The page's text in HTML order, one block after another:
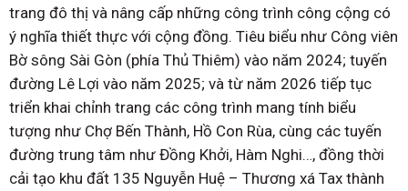
trang đô thị và nâng cấp những công trình công cộng có
ý nghĩa thiết thực với cộng đồng. Tiêu biểu như Công viên
Bờ sông Sài Gòn (phía Thủ Thiêm) vào năm 2024; tuyến
đường Lê Lợi vào năm 2025; và từ năm 2026 tiếp tục
triển khai chỉnh trang các công trình mang tính biểu
tượng như Chợ Bến Thành, Hồ Con Rùa, cùng các tuyến
đường trung tâm như Đồng Khởi, Hàm Nghi…, đồng thời
cải tạo khu đất 135 Nguyễn Huệ – Thương xá Tax thành